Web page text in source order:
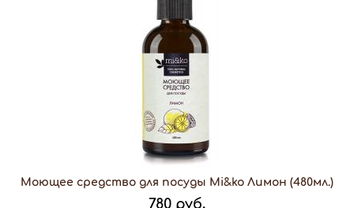
Моющее средство для посуды Mi&ko Лимон (480мл.)
780 руб.